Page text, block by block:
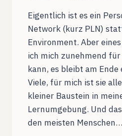
Eigentlich ist es ein
Network (kurz PLN)
Environment. Aber
ich mich zunehmend
kann, es bleibt am
Viele, für mich ist sie
kleiner Baustein in
Lernumgebung. Und
den meisten Menschen…